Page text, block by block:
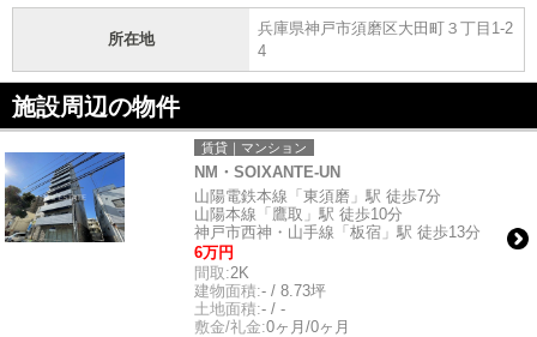
所在地
兵庫県神戸市須磨区大田町３丁目1-2
4
施設周辺の物件
賃貸｜マンション
NM・SOIXANTE-UN
山陽電鉄本線「東須磨」駅 徒歩7分
山陽本線「鷹取」駅 徒歩10分
神戸市西神・山手線「板宿」駅 徒歩13分
6万円
間取:2K
建物面積:- / 8.73坪
土地面積:- / -
敷金/礼金:0ヶ月/0ヶ月